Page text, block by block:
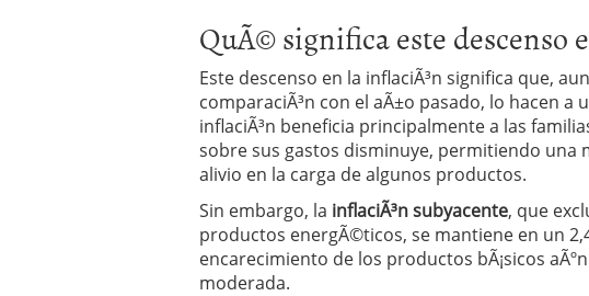
ReseÃ±a de SIFX: Lo Que Deben
Operar 29/06/2026
Crear empresa online vs proceso
29/05/2026
CÃ³mo afrontar una baja mÃ©dica
26/05/2026
QuÃ© significa este descenso
Este descenso en la inflaciÃ³n significa que,
comparaciÃ³n con el aÃ±o pasado, lo hacen a
inflaciÃ³n beneficia principalmente a las
sobre sus gastos disminuye, permitiendo una
alivio en la carga de algunos productos.
Sin embargo, la inflaciÃ³n subyacente, que
productos energÃ©ticos, se mantiene en un
encarecimiento de los productos bÃ¡sicos
moderada.